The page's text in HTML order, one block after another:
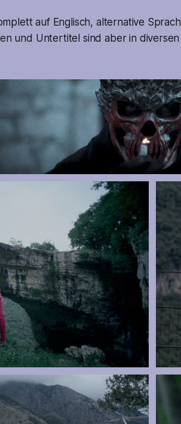
auf Englisch, alternative
und Untertitel sind aber in